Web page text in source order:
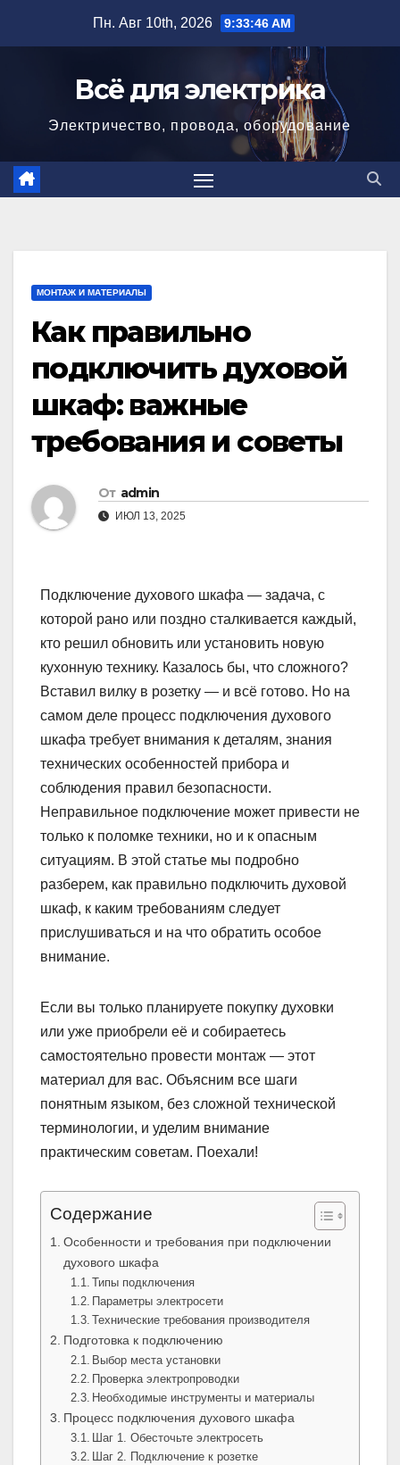
Пн. Авг 10th, 2026 9:33:47 AM
Всё для электрика
Электричество, провода, оборудование
МОНТАЖ И МАТЕРИАЛЫ
Как правильно
подключить духовой
шкаф: важные
требования и советы
От admin
ИЮЛ 13, 2025
Подключение духового шкафа — задача, с
которой рано или поздно сталкивается каждый,
кто решил обновить или установить новую
кухонную технику. Казалось бы, что сложного?
Вставил вилку в розетку — и всё готово. Но на
самом деле процесс подключения духового
шкафа требует внимания к деталям, знания
технических особенностей прибора и
соблюдения правил безопасности.
Неправильное подключение может привести не
только к поломке техники, но и к опасным
ситуациям. В этой статье мы подробно
разберем, как правильно подключить духовой
шкаф, к каким требованиям следует
прислушиваться и на что обратить особое
внимание.
Если вы только планируете покупку духовки
или уже приобрели её и собираетесь
самостоятельно провести монтаж — этот
материал для вас. Объясним все шаги
понятным языком, без сложной технической
терминологии, и уделим внимание
практическим советам. Поехали!
Содержание
Особенности и требования при подключении
духового шкафа
Типы подключения
Параметры электросети
Технические требования производителя
Подготовка к подключению
Выбор места установки
Проверка электропроводки
Необходимые инструменты и материалы
Процесс подключения духового шкафа
Шаг 1. Обесточьте электросеть
Шаг 2. Подключение к розетке